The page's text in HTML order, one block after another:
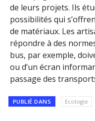
de leurs projets. Ils
possibilités qui
de matériaux. Les
répondre à des
bus, par exemple,
ou d’un écran
passage des
PUBLIÉ DANS Ecologie